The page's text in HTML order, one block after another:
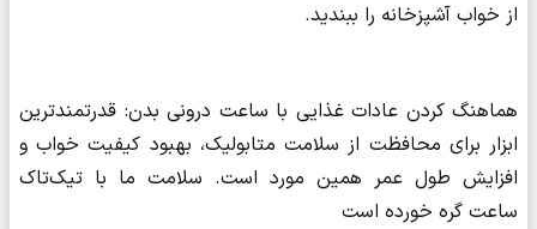
از خواب آشپزخانه را ببندید.
هماهنگ کردن عادات غذایی با ساعت درونی بدن: قدرتمندترین
ابزار برای محافظت از سلامت متابولیک، بهبود کیفیت خواب و
افزایش طول عمر همین مورد است. سلامت ما با تیک‌تاک
ساعت گره خورده است